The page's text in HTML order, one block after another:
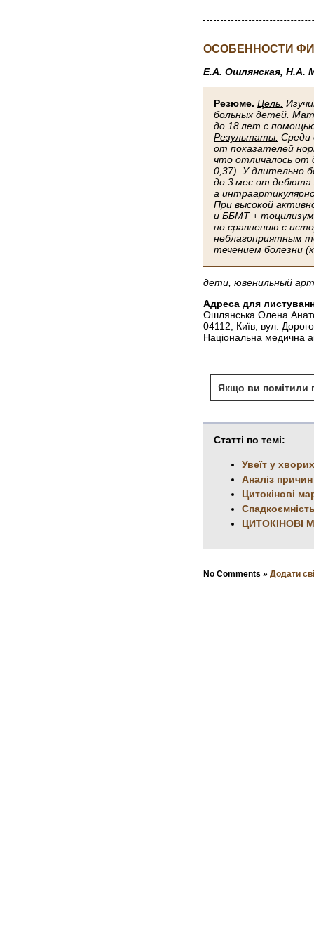
ОСОБЕННОСТИ
Е.А. Ошлянская, Н.А.
Резюме. Цель.
больных детей.
до 18 лет с
Результаты. Среди
от показателей
что отличалось от
0,37). У длительно
до 3 мес от дебюта
а
При высокой
и ББМТ +
по сравнению с
неблагоприятным
течением болезни
дети, ювенильный
Адреса для
Ошлянська Олена
04112, Київ, вул.
Національна медична
Якщо ви помітили
Статті по темі:
Увеїт у
Аналіз
Цитокінові
ЦИТОКІНОВІ
No Comments » Додати